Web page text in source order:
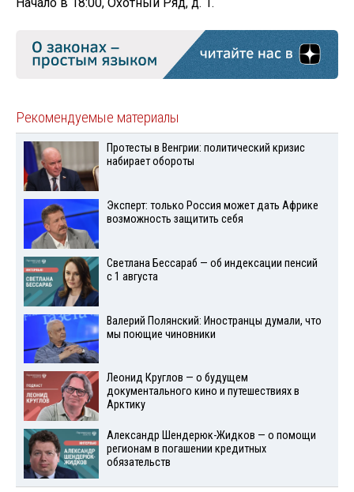
Рекомендуемые материалы
Протесты в Венгрии: политический кризис
набирает обороты
Эксперт: только Россия может дать Африке
возможность защитить себя
Светлана Бессараб — об индексации пенсий
с 1 августа
Валерий Полянский: Иностранцы думали, что
мы поющие чиновники
Леонид Круглов — о будущем
документального кино и путешествиях в
Арктику
Александр Шендерюк-Жидков — о помощи
регионам в погашении кредитных
обязательств